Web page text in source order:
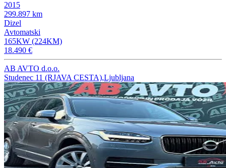
2015
299.897 km
Dizel
Avtomatski
165KW (224KM)
18.490 €
AB AVTO d.o.o.
Studenec 11 (RJAVA CESTA),Ljubljana